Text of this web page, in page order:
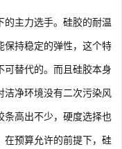
主力选手。硅胶的耐温
保持稳定的弹性，这个特
替代的。而且硅胶本身
净环境没有二次污染风
条高出不少，硬度选择也
在预算允许的前提下，硅